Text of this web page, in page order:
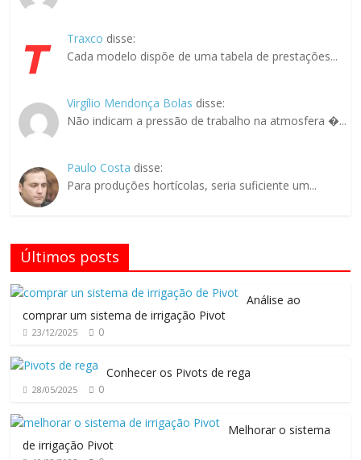
Traxco disse:
Cada modelo dispõe de uma tabela de prestações...
Virgílio Mendonça Bolas disse:
Não indicam a pressão de trabalho na atmosfera �...
Paulo Costa disse:
Para produções hortícolas, seria suficiente um...
Últimos posts
Análise ao
comprar um sistema de irrigação Pivot
23/12/2025 0
Conhecer os Pivots de rega
28/05/2025 0
Melhorar o sistema
de irrigação Pivot